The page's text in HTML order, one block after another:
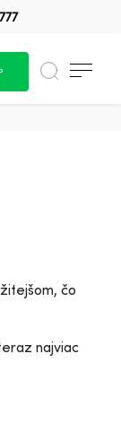
čo
najviac